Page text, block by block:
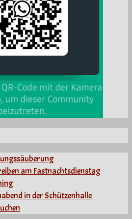
am Fastnachtsdienstag
in der Schützenhalle